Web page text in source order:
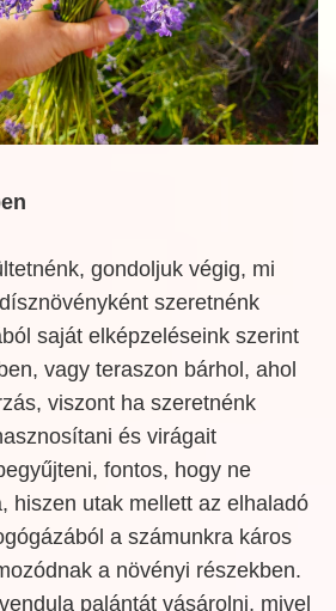
gondoljuk végig, mi
szeretnénk
saját elképzeléseink szerint
vagy teraszon bárhol, ahol
viszont ha szeretnénk
és virágait
fontos, hogy ne
hiszen utak mellett az elhaladó
a számunkra káros
a növényi részekben.
palántát vásárolni, mivel